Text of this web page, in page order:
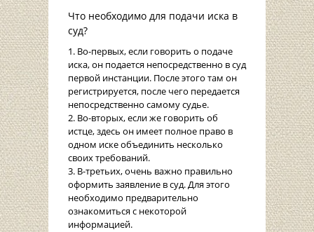
Что необходимо для подачи иска в
суд?
1. Во-первых, если говорить о подаче
иска, он подается непосредственно в суд
первой инстанции. После этого там он
регистрируется, после чего передается
непосредственно самому судье.
2. Во-вторых, если же говорить об
истце, здесь он имеет полное право в
одном иске объединить несколько
своих требований.
3. В-третьих, очень важно правильно
оформить заявление в суд. Для этого
необходимо предварительно
ознакомиться с некоторой
информацией.